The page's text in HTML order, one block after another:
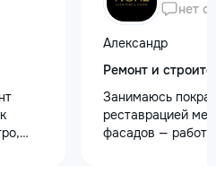
нет
Александр
Ремонт и
Занимаюсь
реставрацией
фасадов —